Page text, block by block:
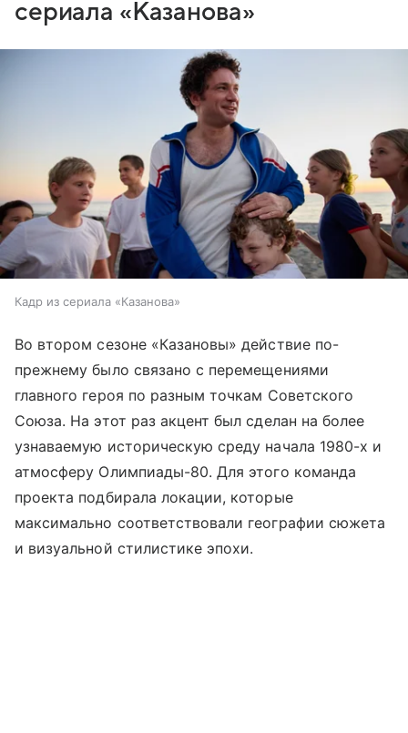
сериала «Казанова»
Кадр из сериала «Казанова»
Во втором сезоне «Казановы» действие по-
прежнему было связано с перемещениями
главного героя по разным точкам Советского
Союза. На этот раз акцент был сделан на более
узнаваемую историческую среду начала 1980-х и
атмосферу Олимпиады-80. Для этого команда
проекта подбирала локации, которые
максимально соответствовали географии сюжета
и визуальной стилистике эпохи.